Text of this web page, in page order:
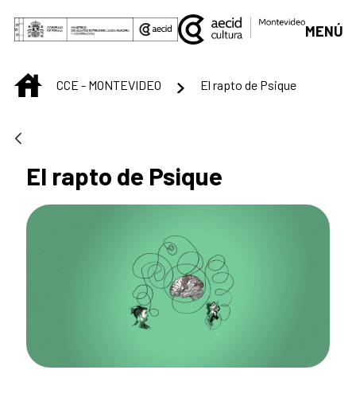
Saut au contenu principal
MENÚ
INICIOCCE - MONTEVIDEO El rapto de Psique
El rapto de Psique